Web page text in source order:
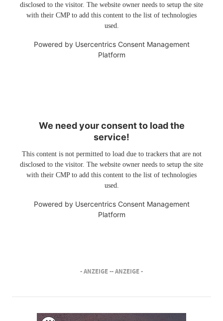
disclosed to the visitor. The website owner needs to setup the site
with their CMP to add this content to the list of technologies
used.
Powered by Usercentrics Consent Management
Platform
We need your consent to load the
service!
This content is not permitted to load due to trackers that are not
disclosed to the visitor. The website owner needs to setup the site
with their CMP to add this content to the list of technologies
used.
Powered by Usercentrics Consent Management
Platform
- ANZEIGE -- ANZEIGE -